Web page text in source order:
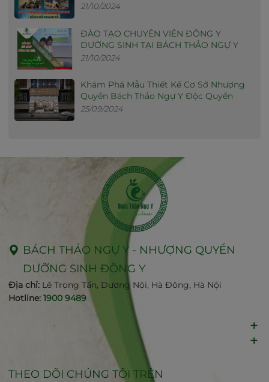
21/10/2024
ĐÀO TẠO CHUYÊN VIÊN ĐÔNG Y
DƯỠNG SINH TẠI BÁCH THẢO NGỰ Y
21/10/2024
Khám Phá Mẫu Thiết Kế Cơ Sở Nhượng
Quyền Bách Thảo Ngự Y Độc Quyền
25/09/2024
BÁCH THẢO NGỰ Y - NHƯỢNG QUYỀN
DƯỠNG SINH ĐÔNG Y
Địa chỉ: Lê Trọng Tấn, Dương Nội, Hà Đông, Hà Nội
Hotline: 1900 9489
THEO DÕI CHÚNG TÔI TRÊN